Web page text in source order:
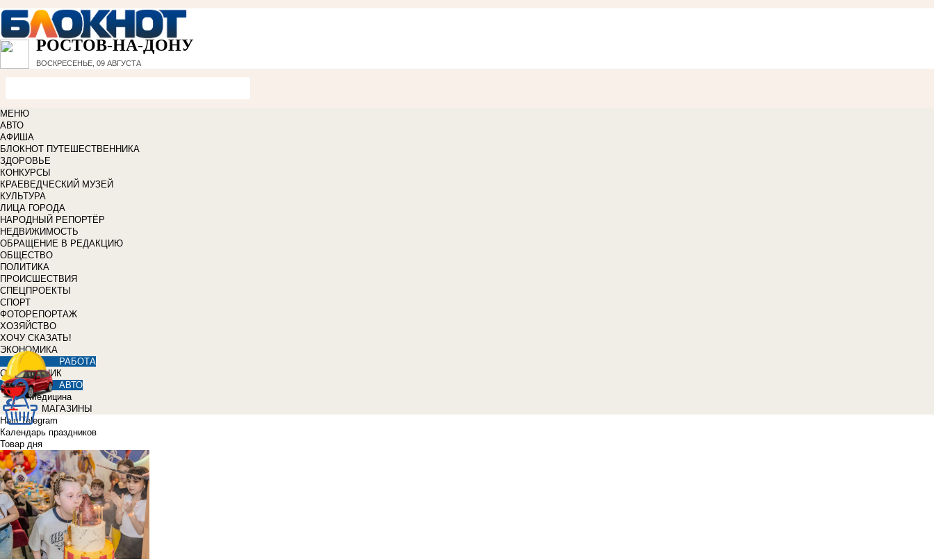
РОСТОВ-НА-ДОНУ
ВОСКРЕСЕНЬЕ, 09 АВГУСТА
МЕНЮ
АВТО
АФИША
БЛОКНОТ ПУТЕШЕСТВЕННИКА
ЗДОРОВЬЕ
КОНКУРСЫ
КРАЕВЕДЧЕСКИЙ МУЗЕЙ
КУЛЬТУРА
ЛИЦА ГОРОДА
НАРОДНЫЙ РЕПОРТЁР
НЕДВИЖИМОСТЬ
ОБРАЩЕНИЕ В РЕДАКЦИЮ
ОБЩЕСТВО
ПОЛИТИКА
ПРОИСШЕСТВИЯ
СПЕЦПРОЕКТЫ
СПОРТ
ФОТОРЕПОРТАЖ
ХОЗЯЙСТВО
ХОЧУ СКАЗАТЬ!
ЭКОНОМИКА
РАБОТА
СПРАВОЧНИК
АВТО
Медицина
МАГАЗИНЫ
Наш Telegram
Календарь праздников
Товар дня